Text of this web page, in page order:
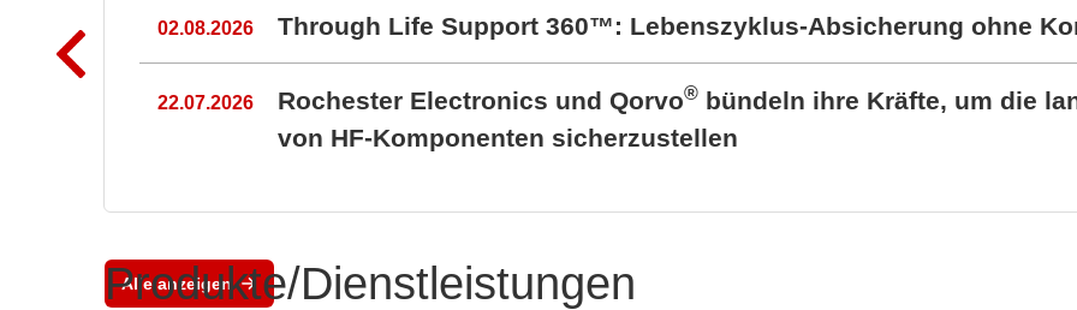
02.08.2026 Through Life Support 360™: Lebenszyklus-Absicherung ohne
22.07.2026 Rochester Electronics und Qorvo® bündeln ihre Kräfte, um die
von HF-Komponenten sicherzustellen
Alle anzeigen
Produkte/Dienstleistungen